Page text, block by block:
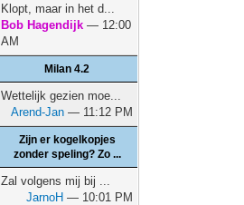
Klopt, maar in het d...
Bob Hagendijk — 12:00
AM
Milan 4.2
Wettelijk gezien moe...
Arend-Jan — 11:12 PM
Zijn er kogelkopjes
zonder speling? Zo ...
Zal volgens mij bij ...
JarnoH — 10:01 PM